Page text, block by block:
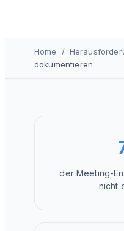
Home /
dokumentieren
der Meeting-
nicht